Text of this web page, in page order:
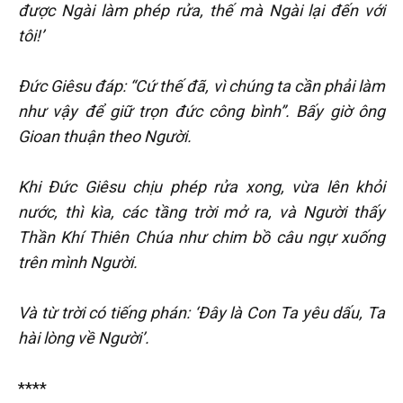
được Ngài làm phép rửa, thế mà Ngài lại đến với
tôi!’
Đức Giêsu đáp: “Cứ thế đã, vì chúng ta cần phải làm
như vậy để giữ trọn đức công bình”. Bấy giờ ông
Gioan thuận theo Người.
Khi Đức Giêsu chịu phép rửa xong, vừa lên khỏi
nước, thì kìa, các tầng trời mở ra, và Người thấy
Thần Khí Thiên Chúa như chim bồ câu ngự xuống
trên mình Người.
Và từ trời có tiếng phán: ‘Đây là Con Ta yêu dấu, Ta
hài lòng về Người’.
****